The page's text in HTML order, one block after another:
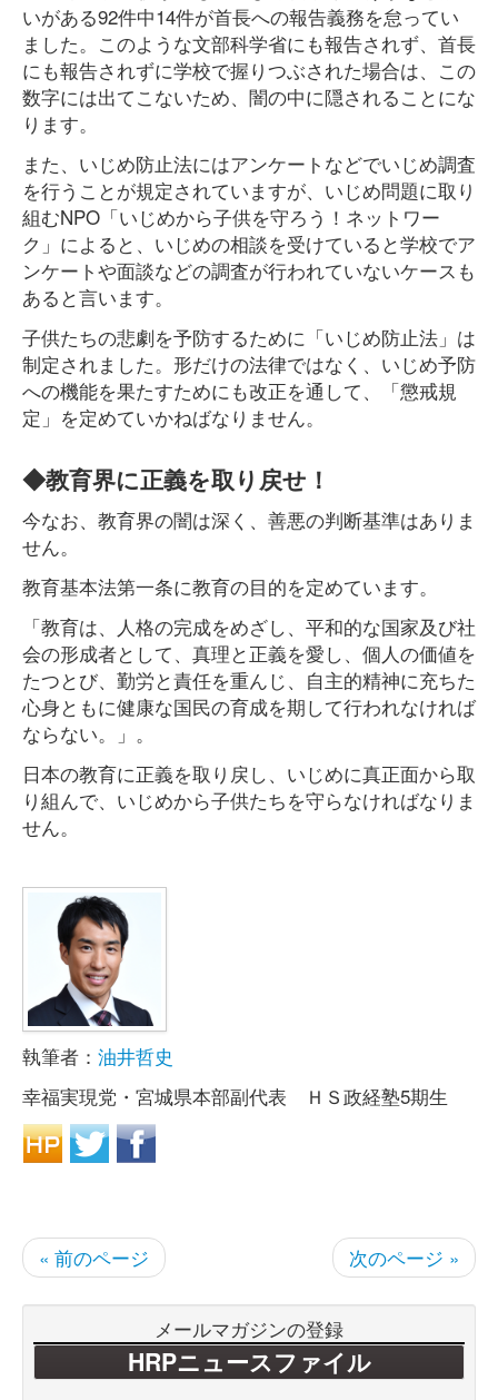
いがある92件中14件が首長への報告義務を怠ってい
ました。このような文部科学省にも報告されず、首長
にも報告されずに学校で握りつぶされた場合は、この
数字には出てこないため、闇の中に隠されることにな
ります。
また、いじめ防止法にはアンケートなどでいじめ調査
を行うことが規定されていますが、いじめ問題に取り
組むNPO「いじめから子供を守ろう！ネットワー
ク」によると、いじめの相談を受けていると学校でア
ンケートや面談などの調査が行われていないケースも
あると言います。
子供たちの悲劇を予防するために「いじめ防止法」は
制定されました。形だけの法律ではなく、いじめ予防
への機能を果たすためにも改正を通して、「懲戒規
定」を定めていかねばなりません。
◆教育界に正義を取り戻せ！
今なお、教育界の闇は深く、善悪の判断基準はありま
せん。
教育基本法第一条に教育の目的を定めています。
「教育は、人格の完成をめざし、平和的な国家及び社
会の形成者として、真理と正義を愛し、個人の価値を
たつとび、勤労と責任を重んじ、自主的精神に充ちた
心身ともに健康な国民の育成を期して行われなければ
ならない。」。
日本の教育に正義を取り戻し、いじめに真正面から取
り組んで、いじめから子供たちを守らなければなりま
せん。
執筆者： 油井哲史
幸福実現党・宮城県本部副代表 ＨＳ政経塾5期生
« 前のページ 次のページ »
メールマガジンの登録
HRPニュースファイル